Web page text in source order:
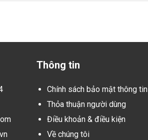
Thông tin
Chính sách bảo mật thông tin
Thỏa thuận người dùng
Điều khoản & điều kiện
Về chúng tôi